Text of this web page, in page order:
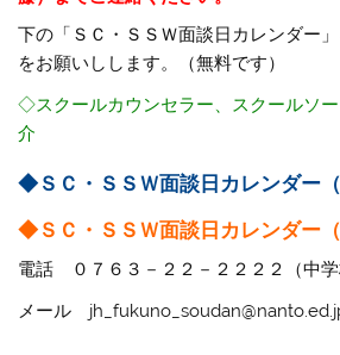
下の「ＳＣ・ＳＳＷ面談日カレンダー
をお願いしします。（無料です）
◇スクールカウンセラー、スクールソ
介
◆ＳＣ・ＳＳＷ面談日カレンダー（
◆ＳＣ・ＳＳＷ面談日カレンダー（
電話 ０７６３－２２－２２２２（中学
メール